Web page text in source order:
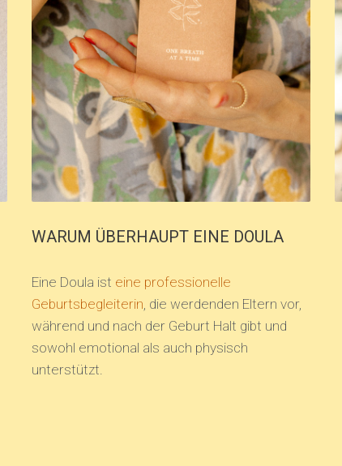
WARUM ÜBERHAUPT EINE DOULA
Eine Doula ist eine professionelle
Geburtsbegleiterin, die werdenden Eltern vor,
während und nach der Geburt Halt gibt und
sowohl emotional als auch physisch
unterstützt.